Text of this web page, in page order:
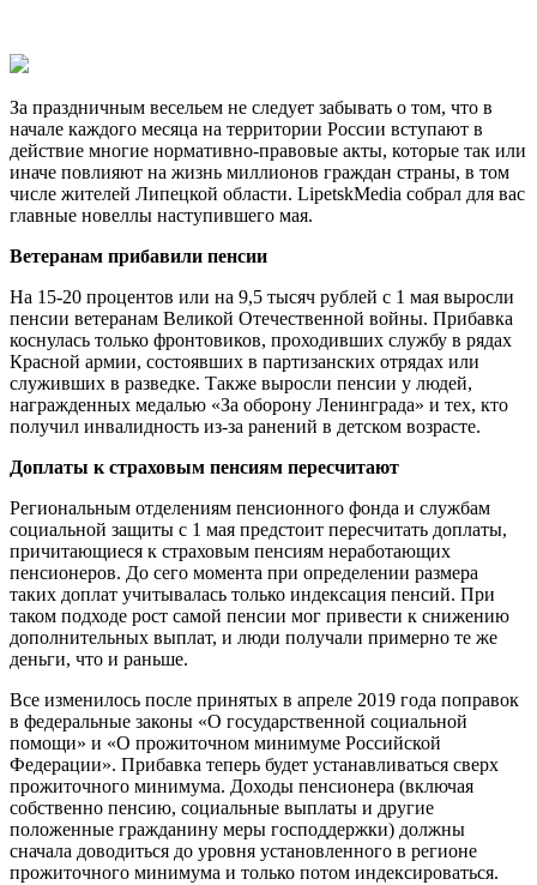
За праздничным весельем не следует забывать о том, что в
начале каждого месяца на территории России вступают в
действие многие нормативно-правовые акты, которые так или
иначе повлияют на жизнь миллионов граждан страны, в том
числе жителей Липецкой области. LipetskMedia собрал для вас
главные новеллы наступившего мая.
Ветеранам прибавили пенсии
На 15-20 процентов или на 9,5 тысяч рублей с 1 мая выросли
пенсии ветеранам Великой Отечественной войны. Прибавка
коснулась только фронтовиков, проходивших службу в рядах
Красной армии, состоявших в партизанских отрядах или
служивших в разведке. Также выросли пенсии у людей,
награжденных медалью «За оборону Ленинграда» и тех, кто
получил инвалидность из-за ранений в детском возрасте.
Доплаты к страховым пенсиям пересчитают
Региональным отделениям пенсионного фонда и службам
социальной защиты с 1 мая предстоит пересчитать доплаты,
причитающиеся к страховым пенсиям неработающих
пенсионеров. До сего момента при определении размера
таких доплат учитывалась только индексация пенсий. При
таком подходе рост самой пенсии мог привести к снижению
дополнительных выплат, и люди получали примерно те же
деньги, что и раньше.
Все изменилось после принятых в апреле 2019 года поправок
в федеральные законы «О государственной социальной
помощи» и «О прожиточном минимуме Российской
Федерации». Прибавка теперь будет устанавливаться сверх
прожиточного минимума. Доходы пенсионера (включая
собственно пенсию, социальные выплаты и другие
положенные гражданину меры господдержки) должны
сначала доводиться до уровня установленного в регионе
прожиточного минимума и только потом индексироваться.